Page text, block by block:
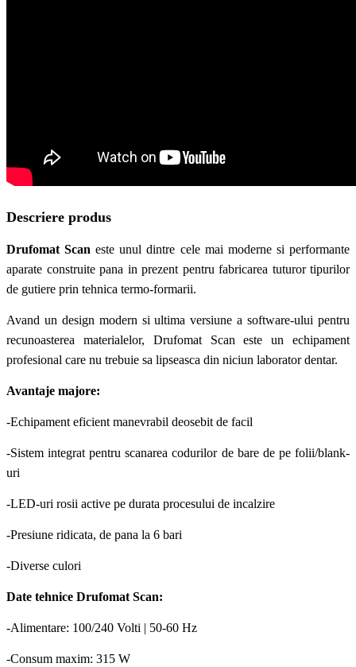
Descriere produs
Drufomat Scaneste unul dintre cele mai moderne si performante
aparate construite pana in prezent pentru fabricarea tuturor tipurilor
de gutiere prin tehnica termo-formarii.
Avand un design modern si ultima versiune a software-ului pentru
recunoasterea materialelor, Drufomat Scan este un echipament
profesional care nu trebuie sa lipseasca din niciun laborator dentar.
Avantaje majore:
-Echipament eficient manevrabil deosebit de facil
-Sistem integrat pentru scanarea codurilor de bare de pe folii/blank-
uri
-LED-uri rosii active pe durata procesului de incalzire
-Presiune ridicata, de pana la 6 bari
-Diverse culori
Date tehnice Drufomat Scan:
-Alimentare: 100/240 Volti | 50-60 Hz
-Consum maxim: 315 W